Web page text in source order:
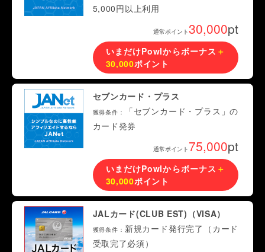
5,000円以上利用
通常ポイント30,000pt
いまだけPowlからボーナス ＋
30,000ポイント
セブンカード・プラス
獲得条件：
「セブンカード・プラス」の
カード発券
通常ポイント 75,000pt
いまだけPowlからボーナス ＋
30,000ポイント
JALカード(CLUB EST)（VISA）
獲得条件： 新規カード発行完了（カード
受取完了必須）